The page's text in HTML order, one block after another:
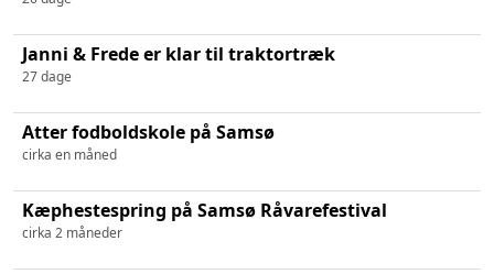
Janni & Frede er klar til traktortræk
27 dage
Atter fodboldskole på Samsø
cirka en måned
Kæphestespring på Samsø Råvarefestival
cirka 2 måneder